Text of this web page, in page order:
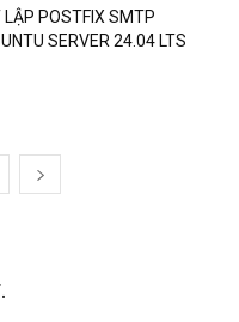
POSTFIX SMTP
SERVER 24.04 LTS